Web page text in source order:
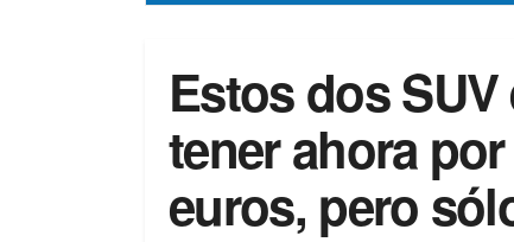
Estos dos
tener ahora
euros, pero